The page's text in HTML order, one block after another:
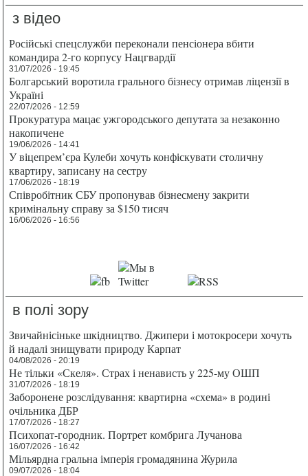
з відео
Російські спецслужби переконали пенсіонера вбити
командира 2-го корпусу Нацгвардії
31/07/2026 - 19:45
Болгарський воротила грального бізнесу отримав ліцензії в
Україні
22/07/2026 - 12:59
Прокуратура мацає ужгородського депутата за незаконно
накопичене
19/06/2026 - 14:41
У віцепрем’єра Кулеби хочуть конфіскувати столичну
квартиру, записану на сестру
17/06/2026 - 18:19
Співробітник СБУ пропонував бізнесмену закрити
кримінальну справу за $150 тисяч
16/06/2026 - 16:56
в полі зору
Звичайнісіньке шкідництво. Джипери і мотокросери хочуть
й надалі знищувати природу Карпат
04/08/2026 - 20:19
Не тільки «Скеля». Страх і ненависть у 225-му ОШП
31/07/2026 - 18:19
Заборонене розслідування: квартирна «схема» в родині
очільника ДБР
17/07/2026 - 18:27
Психопат-городник. Портрет комбрига Лучанова
16/07/2026 - 16:42
Мільярдна гральна імперія громадянина Журила
09/07/2026 - 18:04